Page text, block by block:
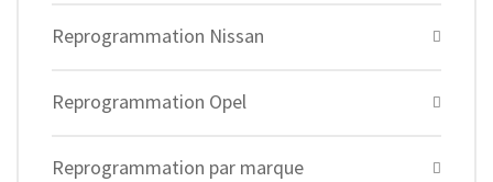
Reprogrammation Nissan
Reprogrammation Opel
Reprogrammation par marque